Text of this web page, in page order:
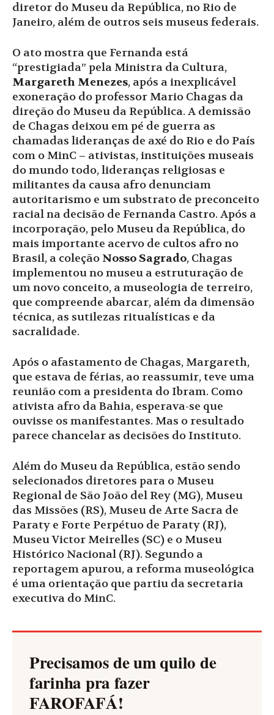
diretor do Museu da República, no Rio de
Janeiro, além de outros seis museus federais.
O ato mostra que Fernanda está
“prestigiada” pela Ministra da Cultura,
Margareth Menezes, após a inexplicável
exoneração do professor Mario Chagas da
direção do Museu da República. A demissão
de Chagas deixou em pé de guerra as
chamadas lideranças de axé do Rio e do País
com o MinC – ativistas, instituições museais
do mundo todo, lideranças religiosas e
militantes da causa afro denunciam
autoritarismo e um substrato de preconceito
racial na decisão de Fernanda Castro. Após a
incorporação, pelo Museu da República, do
mais importante acervo de cultos afro no
Brasil, a coleção Nosso Sagrado, Chagas
implementou no museu a estruturação de
um novo conceito, a museologia de terreiro,
que compreende abarcar, além da dimensão
técnica, as sutilezas ritualísticas e da
sacralidade.
Após o afastamento de Chagas, Margareth,
que estava de férias, ao reassumir, teve uma
reunião com a presidenta do Ibram. Como
ativista afro da Bahia, esperava-se que
ouvisse os manifestantes. Mas o resultado
parece chancelar as decisões do Instituto.
Além do Museu da República, estão sendo
selecionados diretores para o Museu
Regional de São João del Rey (MG), Museu
das Missões (RS), Museu de Arte Sacra de
Paraty e Forte Perpétuo de Paraty (RJ),
Museu Victor Meirelles (SC) e o Museu
Histórico Nacional (RJ). Segundo a
reportagem apurou, a reforma museológica
é uma orientação que partiu da secretaria
executiva do MinC.
Precisamos de um quilo de
farinha pra fazer
FAROFAFÁ!